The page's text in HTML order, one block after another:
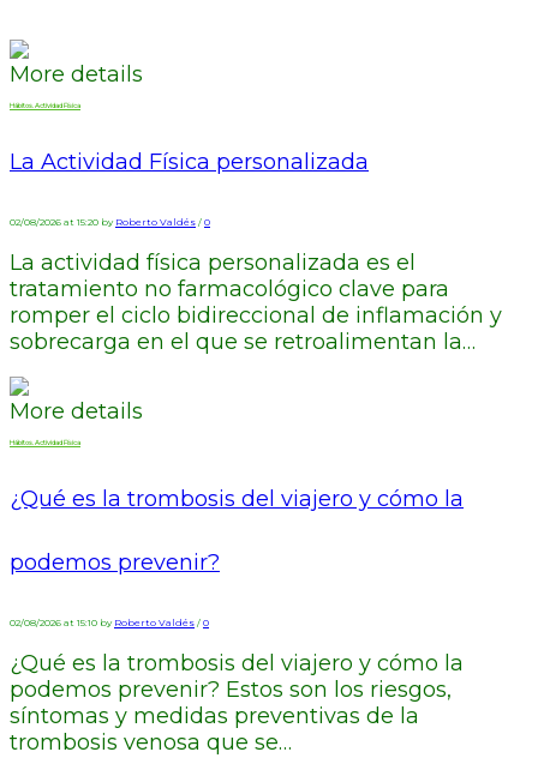
More details
Hábitos. Actividad Física
La Actividad Física personalizada
02/08/2026 at 15:20 by Roberto Valdés / 0
La actividad física personalizada es el
tratamiento no farmacológico clave para
romper el ciclo bidireccional de inflamación y
sobrecarga en el que se retroalimentan la…
More details
Hábitos. Actividad Física
¿Qué es la trombosis del viajero y cómo la
podemos prevenir?
02/08/2026 at 15:10 by Roberto Valdés / 0
¿Qué es la trombosis del viajero y cómo la
podemos prevenir? Estos son los riesgos,
síntomas y medidas preventivas de la
trombosis venosa que se…